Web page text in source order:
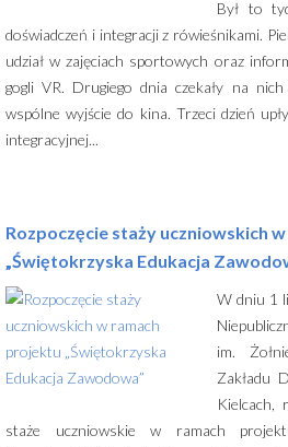
Był to
doświadczeń i integracji z rówieśnikami.
udział w zajęciach sportowych oraz
gogli VR. Drugiego dnia czekały na
wspólne wyjście do kina. Trzeci dzień
integracyjnej...
Rozpoczęcie staży uczniowskich
„Świętokrzyska Edukacja
W dniu 1
im.
Zakładu
Kielcach,
staże uczniowskie w ramach